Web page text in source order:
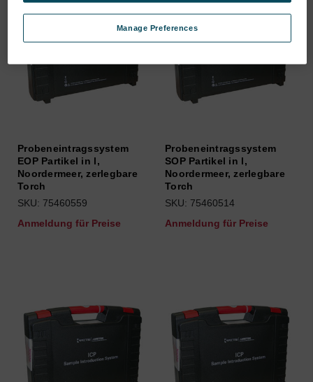
Probeneintragssystem
EOP Partikel in l,
Noordermeer, zerlegbare
Torch
SKU: 75460559
Anmeldung für Preise
Probeneintragssystem
SOP Partikel in l,
Noordermeer, zerlegbare
Torch
SKU: 75460514
Anmeldung für Preise
Manage Preferences